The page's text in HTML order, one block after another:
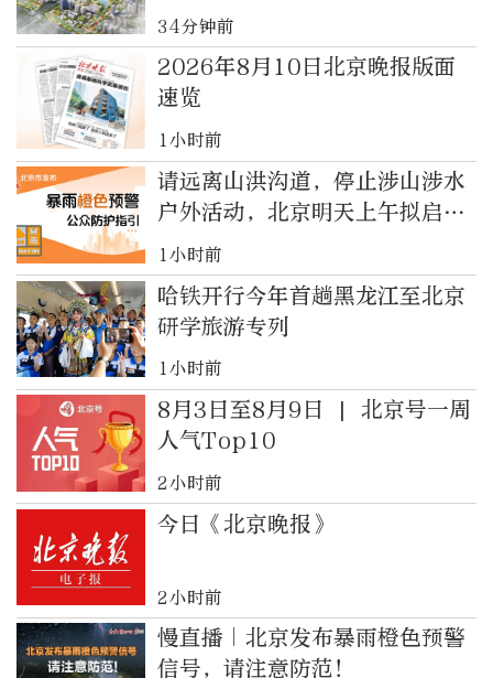
0315街区控制性详细规划（街
区层面）（2023年—2035年）
34分钟前
2026年8月10日北京晚报版面
速览
1小时前
请远离山洪沟道，停止涉山涉水
户外活动，北京明天上午拟启动
防汛二级应急响应！
1小时前
哈铁开行今年首趟黑龙江至北京
研学旅游专列
1小时前
8月3日至8月9日 | 北京号一周
人气Top10
2小时前
今日《北京晚报》
2小时前
慢直播｜北京发布暴雨橙色预警
信号，请注意防范！